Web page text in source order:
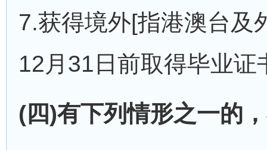
7.获得境外[指港澳台及
12月31日前取得毕业
(四)有下列情形之一的